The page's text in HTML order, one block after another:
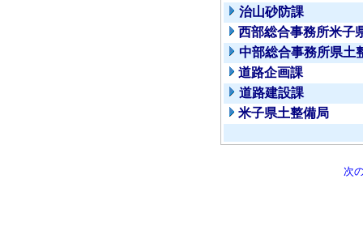
治山砂防課
西部総合事務所米子
中部総合事務所県土
道路企画課
道路建設課
米子県土整備局
次